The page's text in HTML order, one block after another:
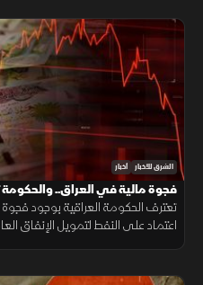
الشرق للأخبار أخبار
فجوة مالية في العراق..
تعترف الحكومة العراقية بوجود فجوة
اعتماد على النفط لتمويل الإنفاق